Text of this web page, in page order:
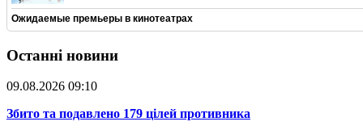
Ожидаемые премьеры в кинотеатрах
Останні новини
09.08.2026 09:10
​Збито та подавлено 179 цілей противника